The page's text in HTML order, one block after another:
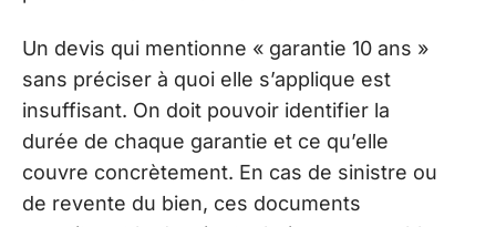
Un devis qui mentionne « garantie 10 ans »
sans préciser à quoi elle s’applique est
insuffisant. On doit pouvoir identifier la
durée de chaque garantie et ce qu’elle
couvre concrètement. En cas de sinistre ou
de revente du bien, ces documents